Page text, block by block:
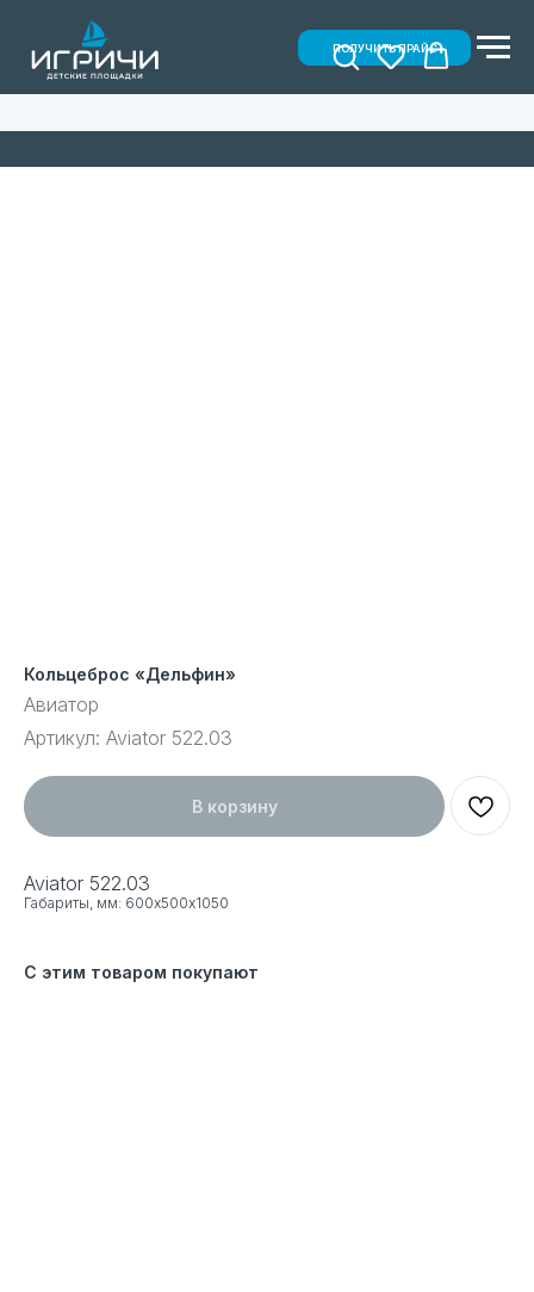
ПОЛУЧИТЬ ПРАЙС
Кольцеброс «Дельфин»
Авиатор
Артикул: Aviator 522.03
В корзину
Aviator 522.03
Габариты, мм: 600х500х1050
С этим товаром покупают